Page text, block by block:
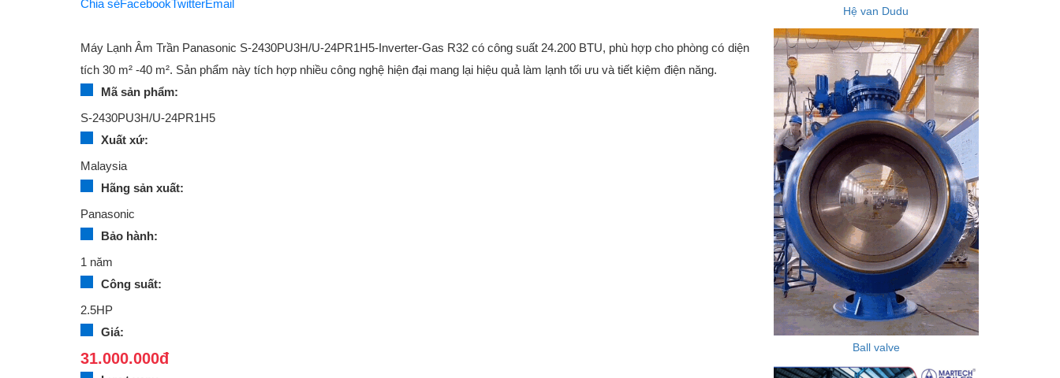
Vật liệu xây dựng
Vật liệu xây dựng
Mua bán xe
Mua bán xe
Chia sẻFacebookTwitterEmail
Máy Lạnh Âm Trần Panasonic S-2430PU3H/U-24PR1H5-Inverter-Gas R32 có công suất 24.200 BTU, phù hợp cho phòng có diện
tích 30 m² -40 m². Sản phẩm này tích hợp nhiều công nghệ hiện đại mang lại hiệu quả làm lạnh tối ưu và tiết kiệm điện năng.
Mã sản phẩm:
S-2430PU3H/U-24PR1H5
Xuất xứ:
Malaysia
Hãng sản xuất:
Panasonic
Bảo hành:
1 năm
Công suất:
2.5HP
Giá:
31.000.000đ
Hệ van Dudu
Ball valve